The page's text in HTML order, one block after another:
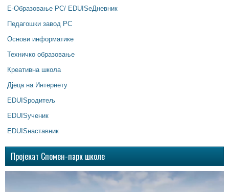
Е-Образовање РС/ EDUISeДневник
Педагошки завод РС
Основи информатике
Техничко образовање
Креативна школа
Дјеца на Интернету
EDUISродитељ
EDUISученик
EDUISнаставник
Пројекат Спомен-парк школе